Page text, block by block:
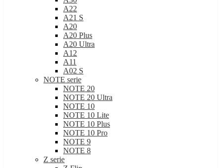
A22
A21 S
A20
A20 Plus
A20 Ultra
A12
A11
A02 S
NOTE serie
NOTE 20
NOTE 20 Ultra
NOTE 10
NOTE 10 Lite
NOTE 10 Plus
NOTE 10 Pro
NOTE 9
NOTE 8
Z serie